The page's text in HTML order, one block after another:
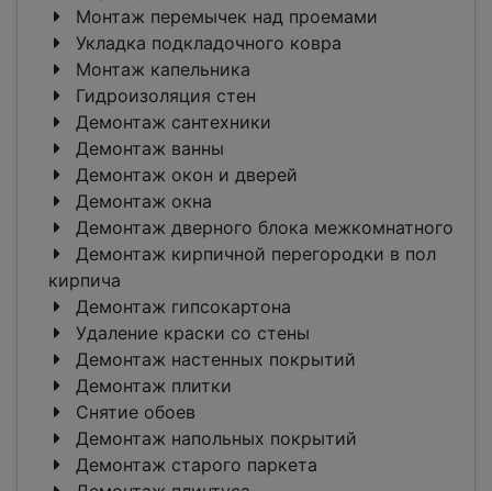
Монтаж перемычек над проемами
Укладка подкладочного ковра
Монтаж капельника
Гидроизоляция стен
Демонтаж сантехники
Демонтаж ванны
Демонтаж окон и дверей
Демонтаж окна
Демонтаж дверного блока межкомнатного
Демонтаж кирпичной перегородки в пол
кирпича
Демонтаж гипсокартона
Удаление краски со стены
Демонтаж настенных покрытий
Демонтаж плитки
Снятие обоев
Демонтаж напольных покрытий
Демонтаж старого паркета